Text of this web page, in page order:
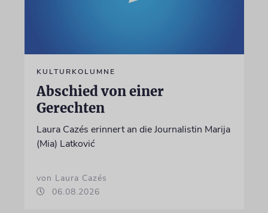
KULTURKOLUMNE
Abschied von einer
Gerechten
Laura Cazés erinnert an die Journalistin Marija
(Mia) Latković
von Laura Cazés
06.08.2026